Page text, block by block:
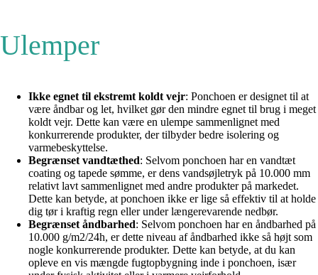
Ulemper
Ikke egnet til ekstremt koldt vejr: Ponchoen er designet til at
være åndbar og let, hvilket gør den mindre egnet til brug i meget
koldt vejr. Dette kan være en ulempe sammenlignet med
konkurrerende produkter, der tilbyder bedre isolering og
varmebeskyttelse.
Begrænset vandtæthed: Selvom ponchoen har en vandtæt
coating og tapede sømme, er dens vandsøjletryk på 10.000 mm
relativt lavt sammenlignet med andre produkter på markedet.
Dette kan betyde, at ponchoen ikke er lige så effektiv til at holde
dig tør i kraftig regn eller under længerevarende nedbør.
Begrænset åndbarhed: Selvom ponchoen har en åndbarhed på
10.000 g/m2/24h, er dette niveau af åndbarhed ikke så højt som
nogle konkurrerende produkter. Dette kan betyde, at du kan
opleve en vis mængde fugtopbygning inde i ponchoen, især